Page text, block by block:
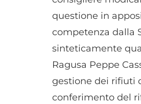
questione in
competenza dalla
sinteticamente
Ragusa Peppe
gestione dei rifiuti
conferimento del